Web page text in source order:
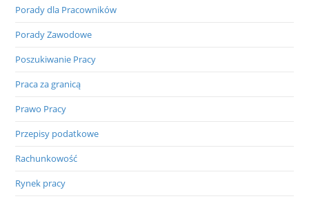
Porady dla Pracowników
Porady Zawodowe
Poszukiwanie Pracy
Praca za granicą
Prawo Pracy
Przepisy podatkowe
Rachunkowość
Rynek pracy